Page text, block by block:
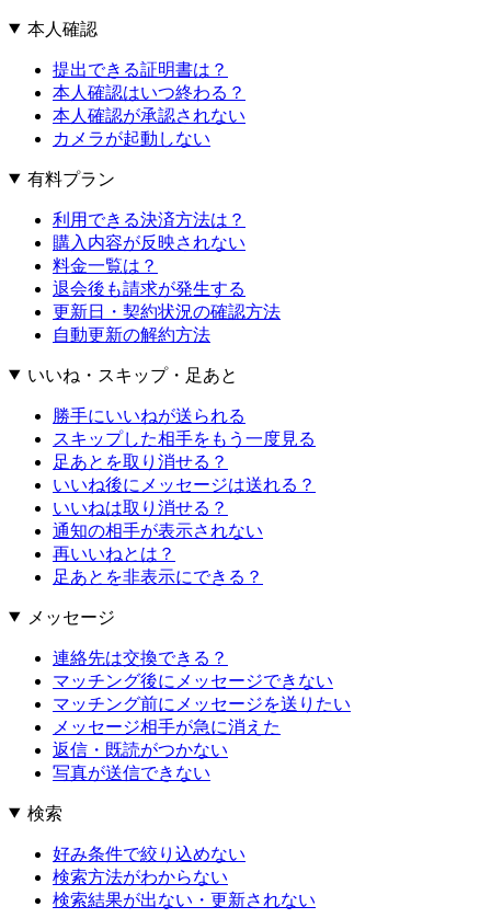
本人確認
提出できる証明書は？
本人確認はいつ終わる？
本人確認が承認されない
カメラが起動しない
有料プラン
利用できる決済方法は？
購入内容が反映されない
料金一覧は？
退会後も請求が発生する
更新日・契約状況の確認方法
自動更新の解約方法
いいね・スキップ・足あと
勝手にいいねが送られる
スキップした相手をもう一度見る
足あとを取り消せる？
いいね後にメッセージは送れる？
いいねは取り消せる？
通知の相手が表示されない
再いいねとは？
足あとを非表示にできる？
メッセージ
連絡先は交換できる？
マッチング後にメッセージできない
マッチング前にメッセージを送りたい
メッセージ相手が急に消えた
返信・既読がつかない
写真が送信できない
検索
好み条件で絞り込めない
検索方法がわからない
検索結果が出ない・更新されない